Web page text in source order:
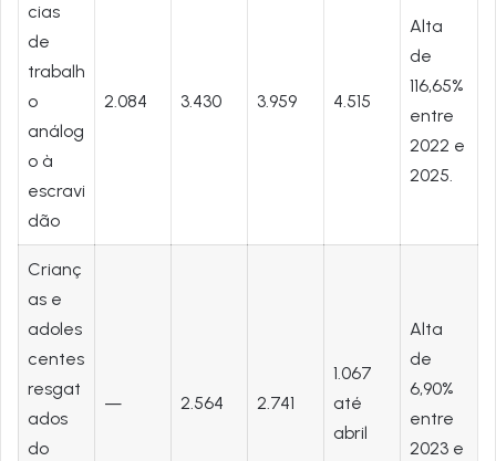
cias
de
trabalh
o
análog
o à
escravi
dão
2.084 3.430 3.959 4.515
Alta
de
116,65%
entre
2022 e
2025.
Crianç
as e
adoles
centes
resgat
ados
do
— 2.564 2.741
1.067
até
abril
Alta
de
6,90%
entre
2023 e